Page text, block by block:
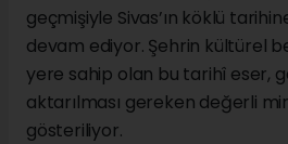
geçmişiyle Sivas’ın köklü
devam ediyor. Şehrin kültürel
yere sahip olan bu tarihî eser,
aktarılması gereken değerli
gösteriliyor.